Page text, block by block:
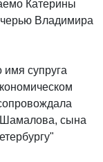
Катерины
Владимира
имя супруга
сына